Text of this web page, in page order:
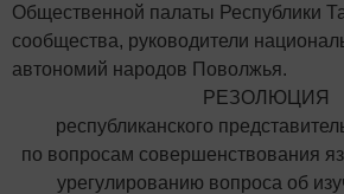
Общественной палаты Республики
сообщества, руководители
автономий народов Поволжья.
РЕЗОЛЮЦИЯ
республиканского
по вопросам совершенствования
урегулированию вопроса об